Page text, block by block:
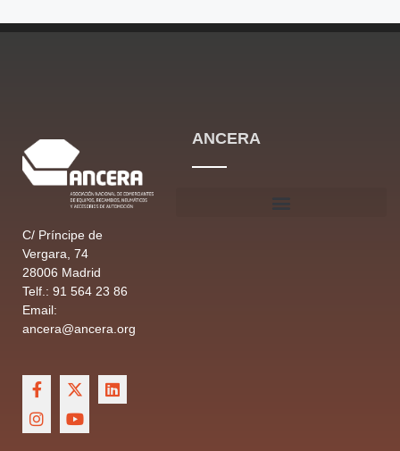
C/ Príncipe de
Vergara, 74
28006 Madrid
Telf.: 91 564 23 86
Email:
ancera@ancera.org
ANCERA